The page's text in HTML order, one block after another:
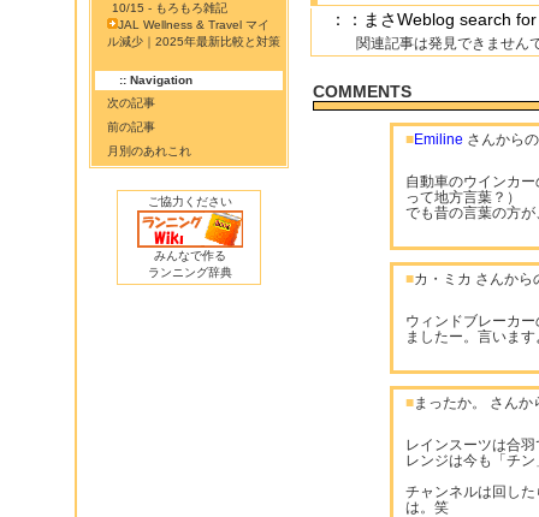
10/15 - もろもろ雑記
JAL Wellness & Travel マイ
ル減少｜2025年最新比較と対策
:: Navigation
次の記事
前の記事
月別のあれこれ
ご協力ください
みんなで作る
ランニング辞典
：：まさWeblog search
関連記事は発見できません
COMMENTS
■Emiline さんから
自動車のウインカ
って地方言葉？）
でも昔の言葉の方
■カ・ミカ さんから
ウィンドブレーカ
ましたー。言いま
■まったか。 さんか
レインスーツは合
レンジは今も「チ
チャンネルは回し
は。笑